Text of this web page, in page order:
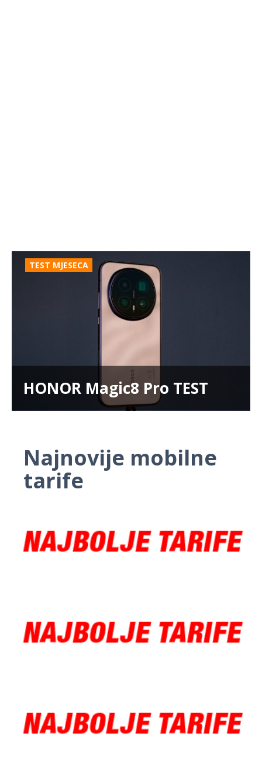
TEST MJESECA
HONOR Magic8 Pro TEST
Najnovije mobilne
tarife